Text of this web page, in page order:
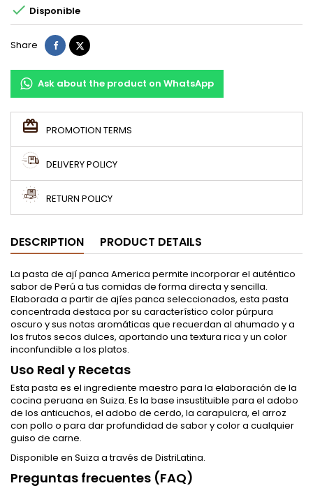
 Disponible
Share ShareTweet
Ask about the product on WhatsApp
PROMOTION TERMS
DELIVERY POLICY
RETURN POLICY
DESCRIPTION PRODUCT DETAILS
La pasta de ají panca America permite incorporar el auténtico
sabor de Perú a tus comidas de forma directa y sencilla.
Elaborada a partir de ajíes panca seleccionados, esta pasta
concentrada destaca por su característico color púrpura
oscuro y sus notas aromáticas que recuerdan al ahumado y a
los frutos secos dulces, aportando una textura rica y un color
inconfundible a los platos.
Uso Real y Recetas
Esta pasta es el ingrediente maestro para la elaboración de la
cocina peruana en Suiza. Es la base insustituible para el adobo
de los anticuchos, el adobo de cerdo, la carapulcra, el arroz
con pollo o para dar profundidad de sabor y color a cualquier
guiso de carne.
Disponible en Suiza a través de DistriLatina.
Preguntas frecuentes (FAQ)